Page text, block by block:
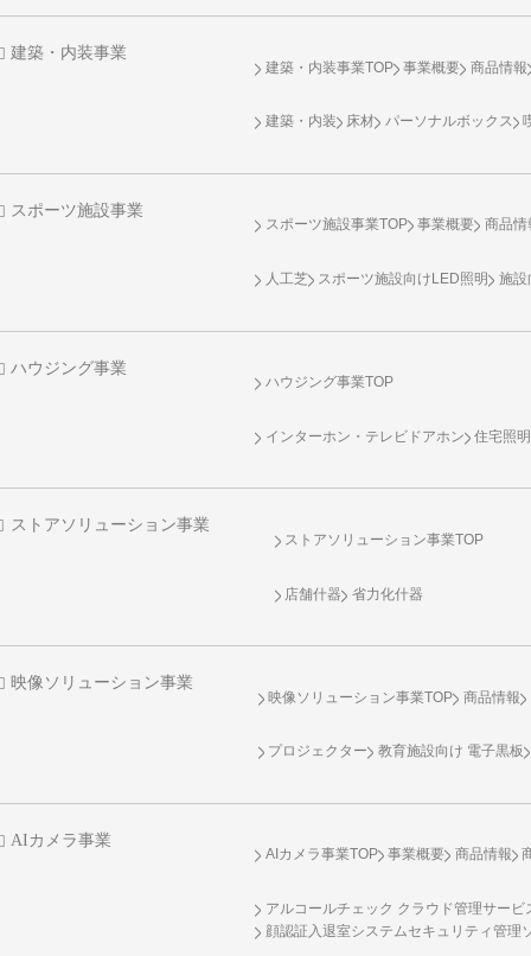
建築・内装事業
建築・内装事業TOP 事業概要 商品情報
建築・内装 床材 パーソナルボックス
スポーツ施設事業
スポーツ施設事業TOP 事業概要 商品情
人工芝 スポーツ施設向け LED照明 施設
ハウジング事業
ハウジング事業TOP
インターホン・テレビドアホン 住宅照明
ストアソリューション事業
ストアソリューション事業TOP
店舗什器 省力化什器
映像ソリューション事業
映像ソリューション事業TOP 商品情報
プロジェクター 教育施設向け 電子黒板
AIカメラ事業
AIカメラ事業TOP 事業概要 商品情報
アルコールチェック クラウド管理サービ
顔認証入退室システムセキュリティ管理